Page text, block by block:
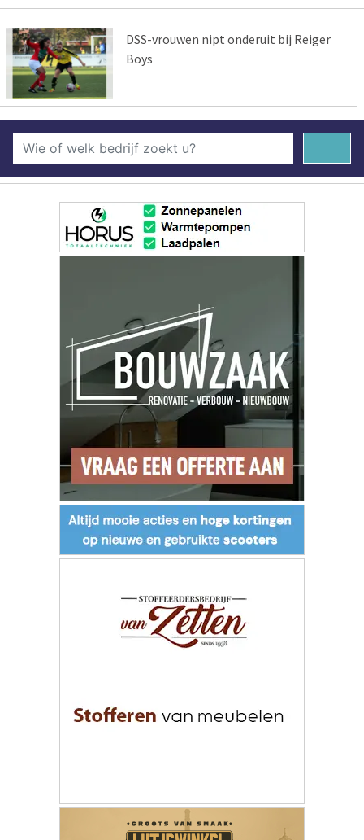
DSS-vrouwen nipt onderuit bij Reiger
Boys